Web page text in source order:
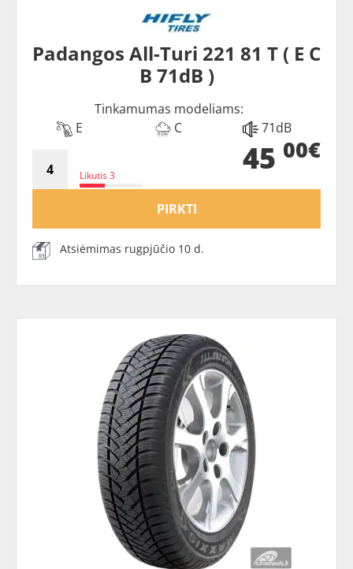
Padangos All-Turi 221 81 T ( E C
B 71dB )
Tinkamumas modeliams:
E
C 71dB
Likutis 3 45 00€
PIRKTI
Atsiėmimas rugpjūčio 10 d.